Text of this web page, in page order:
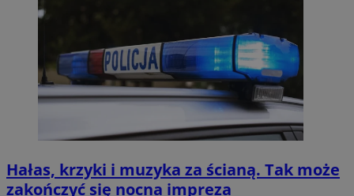
Hałas, krzyki i muzyka za ścianą. Tak może
zakończyć się nocna impreza